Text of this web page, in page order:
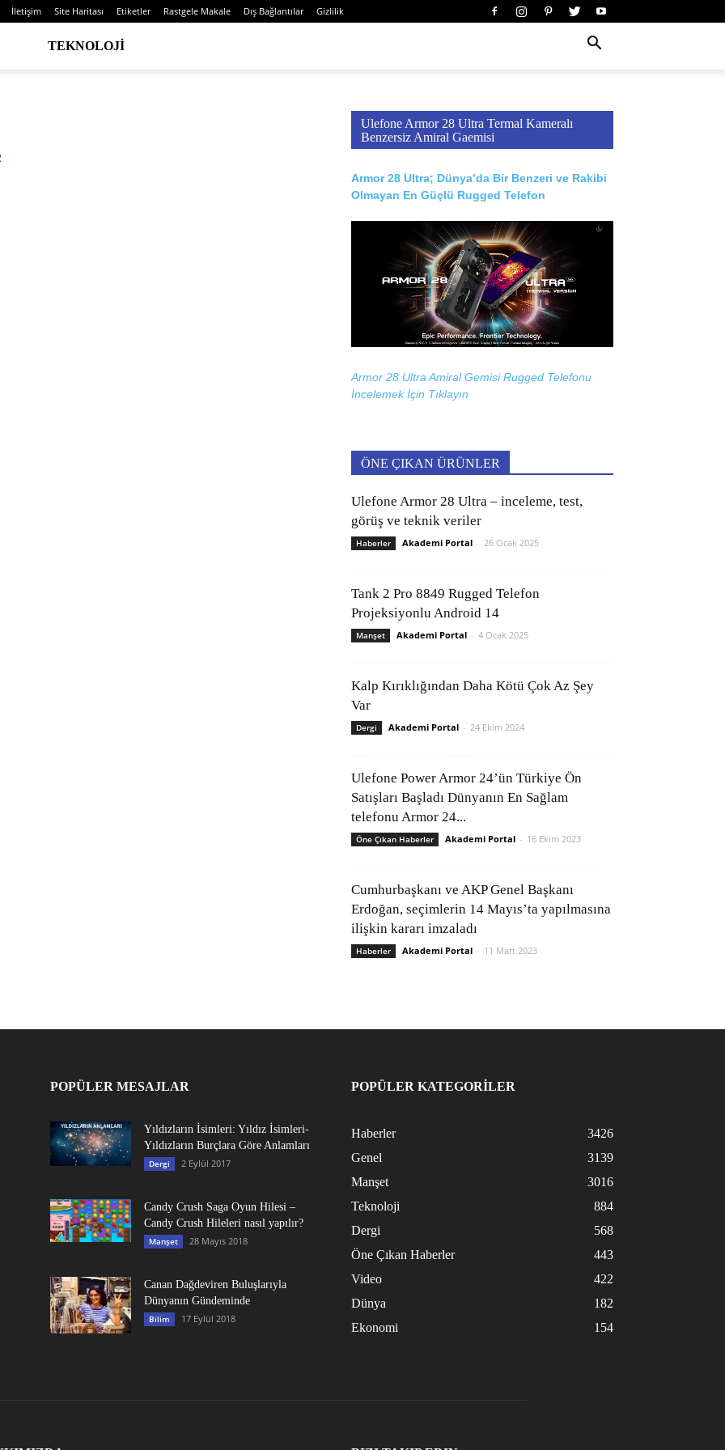
İletişim Site Haritası Etiketler Rastgele Makale Dış Bağlantılar Gizlilik
TEKNOLOJI
Ulefone Armor 28 Ultra Termal Kameralı
Benzersiz Amiral Gaemisi
Armor 28 Ultra; Dünya’da Bir Benzeri ve Rakibi
Olmayan En Güçlü Rugged Telefon
Armor 28 Ultra Amiral Gemisi Rugged Telefonu
İncelemek İçin Tıklayın
ÖNE ÇIKAN ÜRÜNLER
Ulefone Armor 28 Ultra – inceleme, test,
görüş ve teknik veriler
Haberler Akademi Portal - 26 Ocak 2025
Tank 2 Pro 8849 Rugged Telefon
Projeksiyonlu Android 14
Manşet Akademi Portal - 4 Ocak 2025
Kalp Kırıklığından Daha Kötü Çok Az Şey
Var
Dergi Akademi Portal - 24 Ekim 2024
Ulefone Power Armor 24’ün Türkiye Ön
Satışları Başladı Dünyanın En Sağlam
telefonu Armor 24...
Öne Çıkan Haberler Akademi Portal - 16 Ekim 2023
Cumhurbaşkanı ve AKP Genel Başkanı
Erdoğan, seçimlerin 14 Mayıs’ta yapılmasına
ilişkin kararı imzaladı
Haberler Akademi Portal - 11 Mart 2023
POPÜLER MESAJLAR
Yıldızların İsimleri: Yıldız İsimleri-
Yıldızların Burçlara Göre Anlamları
Dergi 2 Eylül 2017
Candy Crush Saga Oyun Hilesi –
Candy Crush Hileleri nasıl yapılır?
Manşet 28 Mayıs 2018
Canan Dağdeviren Buluşlarıyla
Dünyanın Gündeminde
Bilim 17 Eylül 2018
POPÜLER KATEGORİLER
Haberler
3426
Genel
3139
Manşet
3016
Teknoloji
884
Dergi
568
Öne Çıkan Haberler
443
Video
422
Dünya
182
Ekonomi
154